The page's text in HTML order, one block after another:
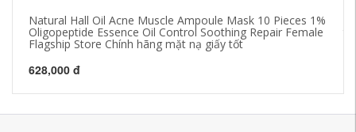
Natural Hall Oil Acne Muscle Ampoule Mask 10 Pieces 1%
Oligopeptide Essence Oil Control Soothing Repair Female
Flagship Store Chính hãng mặt nạ giấy tốt
628,000 đ